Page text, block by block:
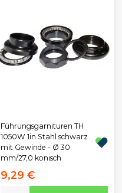
Führungsgarnituren TH
1050W 1in Stahl schwarz
mit Gewinde - Ø 30
mm/27,0 konisch
9,29 €